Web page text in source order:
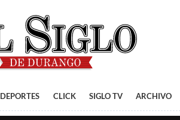
DEPORTES CLICK SIGLO TV ARCHIVO